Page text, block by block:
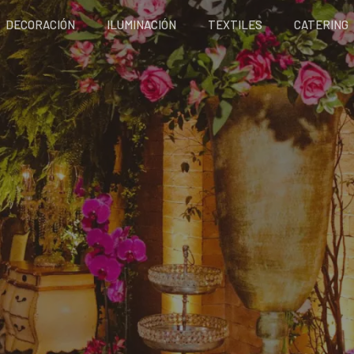
DECORACIÓN ILUMINACIÓN TEXTILES CATERING